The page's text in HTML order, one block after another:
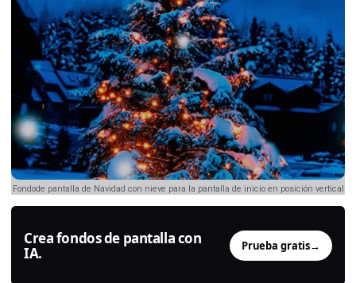
Fondode pantalla de Navidad con nieve para la pantalla de inicio en posición vertical
Crea fondos de pantalla con
IA.
Prueba gratis→